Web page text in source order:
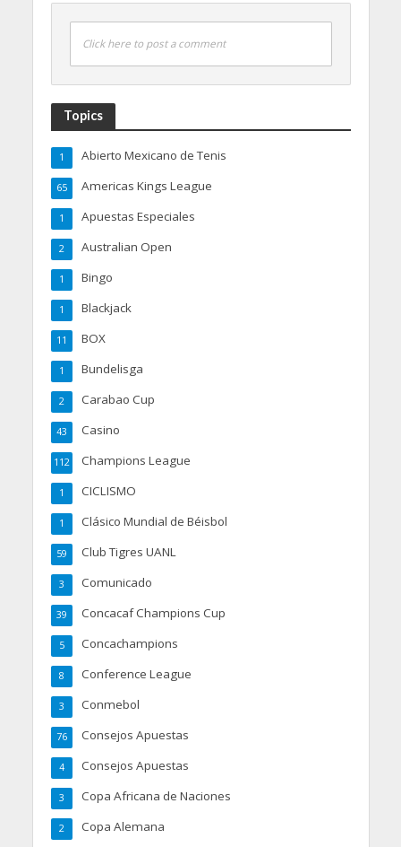
Click here to post a comment
Topics
Abierto Mexicano de Tenis
1
Americas Kings League
65
Apuestas Especiales
1
Australian Open
2
Bingo
1
Blackjack
1
BOX
11
Bundelisga
1
Carabao Cup
2
Casino
43
Champions League
112
CICLISMO
1
Clásico Mundial de Béisbol
1
Club Tigres UANL
59
Comunicado
3
Concacaf Champions Cup
39
Concachampions
5
Conference League
8
Conmebol
3
Consejos Apuestas
76
Consejos Apuestas
4
Copa Africana de Naciones
3
Copa Alemana
2